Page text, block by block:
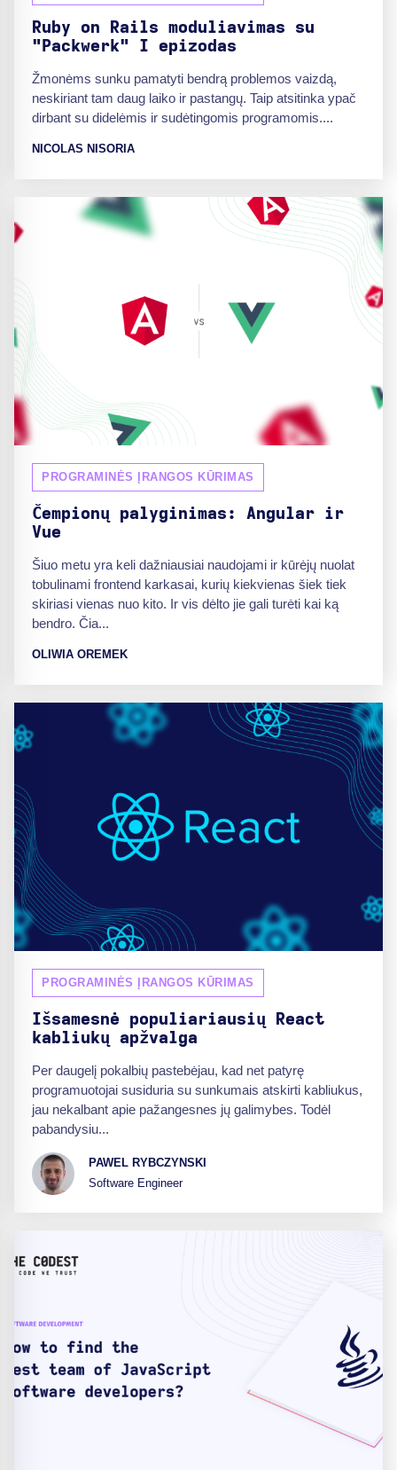
Ruby on Rails moduliavimas su
"Packwerk" I epizodas
Žmonėms sunku pamatyti bendrą problemos vaizdą,
neskiriant tam daug laiko ir pastangų. Taip atsitinka ypač
dirbant su didelėmis ir sudėtingomis programomis....
NICOLAS NISORIA
PROGRAMINĖS ĮRANGOS KŪRIMAS
Čempionų palyginimas: Angular ir
Vue
Šiuo metu yra keli dažniausiai naudojami ir kūrėjų nuolat
tobulinami frontend karkasai, kurių kiekvienas šiek tiek
skiriasi vienas nuo kito. Ir vis dėlto jie gali turėti kai ką
bendro. Čia...
OLIWIA OREMEK
PROGRAMINĖS ĮRANGOS KŪRIMAS
Išsamesnė populiariausių React
kabliukų apžvalga
Per daugelį pokalbių pastebėjau, kad net patyrę
programuotojai susiduria su sunkumais atskirti kabliukus,
jau nekalbant apie pažangesnes jų galimybes. Todėl
pabandysiu...
PAWEL RYBCZYNSKI
Software Engineer